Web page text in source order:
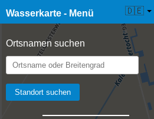
Wasserkarte - Menü
Ortsnamen suchen
☰ Wasserkarte Live 🇩🇪